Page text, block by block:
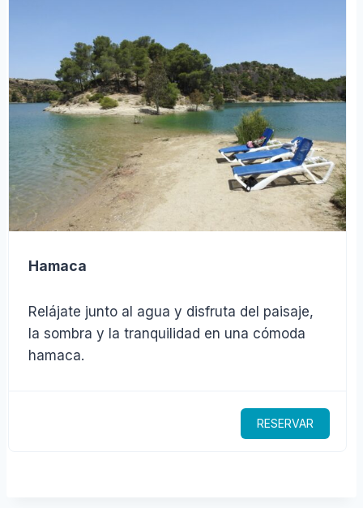
Hamaca
Relájate junto al agua y disfruta del paisaje,
la sombra y la tranquilidad en una cómoda
hamaca.
RESERVAR